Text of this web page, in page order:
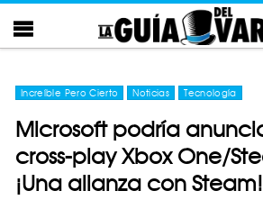
Increíble Pero Cierto Noticias Tecnología
Microsoft podría
cross-play Xbox One/
¡Una alianza con Steam!